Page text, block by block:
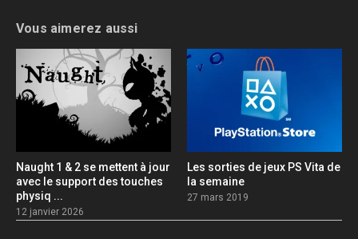
Vous aimerez aussi
Naught 1 & 2 se mettent à jour
avec le support des touches
physiq ...
12 janvier 2026
Les sorties de jeux PS Vita de
la semaine
27 mars 2019